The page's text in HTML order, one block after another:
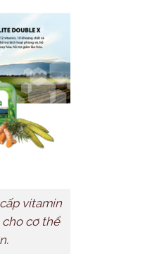
vitamin
cơ thể